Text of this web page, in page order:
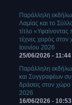
Παράλληλη
Λαμίας και το
τίτλο
τέχνες χειρός
Ιουνίου 2026
25/06/2026 - 11:44
Παράλληλη
και Συγγραφέων
δράσεις στον χώρο
2026
16/06/2026 - 10:53